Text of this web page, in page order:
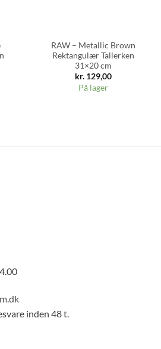
RAW – Metallic Brown
Rektangulær Tallerken
31×20 cm
kr.129,00
På lager
inden 48 t.